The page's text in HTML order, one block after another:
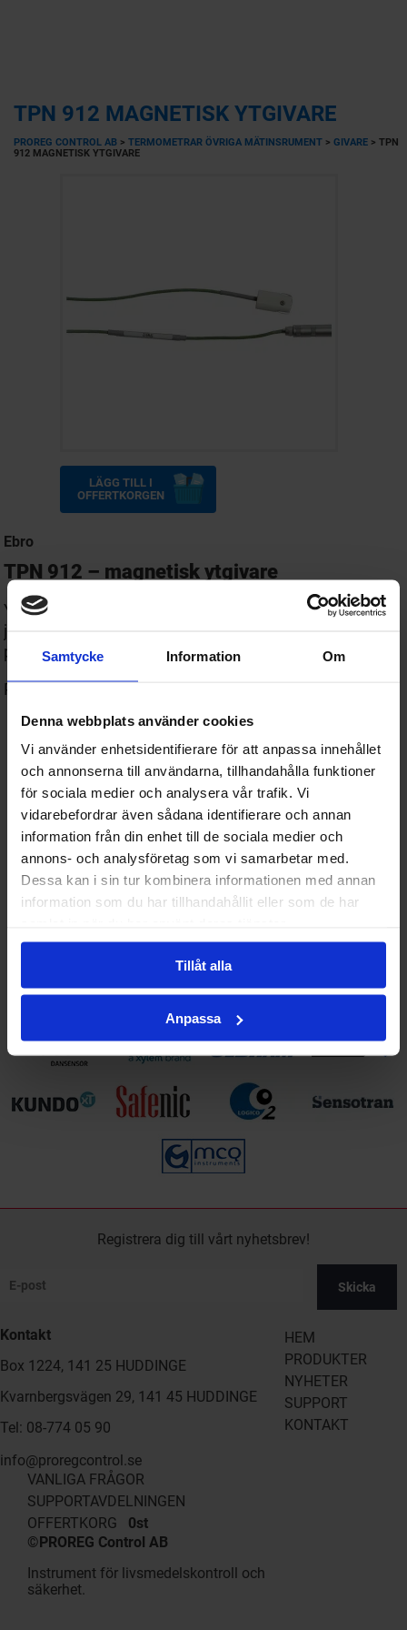
Samtycke Information Om
Denna webbplats använder cookies
Vi använder enhetsidentifierare för att anpassa innehållet
och annonserna till användarna, tillhandahålla funktioner
för sociala medier och analysera vår trafik. Vi
vidarebefordrar även sådana identifierare och annan
information från din enhet till de sociala medier och
annons- och analysföretag som vi samarbetar med.
Dessa kan i sin tur kombinera informationen med annan
information som du har tillhandahållit eller som de har
Tillåt alla
Anpassa
TPN 912 MAGNETISK YTGIVARE
PROREG CONTROL AB > TERMOMETRAR ÖVRIGA MÄTINSRUMENT > GIVARE > TPN
912 MAGNETISK YTGIVARE
LÄGG TILL I
OFFERTKORGEN
Ebro
TPN 912 – magnetisk ytgivare
Yttemperaturmätning under en längre period av
järnhaltiga föreningar, t.ex. värmeplattor, värmerör,
pumpar, spolverktyg, motorer, turbiner etc.
Passar till termometer TFN 520.
Givare: kontaktyta: 13 x 14 mm, termoelement
belagt med polyimid,
Termoelement belagt med PTFE.
1 meter silikonkabel, med Lemo-anslutning.
Noggrannhet: överstiger DIN EN 60584, klass 1.
99
Mätområde: -50°C…250°C.
Artikelnummer: 13430644.
Våra leverantörer
Registrera dig till vårt nyhetsbrev!
Skicka
Kontakt
Box 1224, 141 25 HUDDINGE
Kvarnbergsvägen 29, 141 45 HUDDINGE
Tel: 08-774 05 90
info@proregcontrol.se
HEM
PRODUKTER
NYHETER
SUPPORT
KONTAKT
VANLIGA FRÅGOR
SUPPORTAVDELNINGEN
OFFERTKORG
0st
©PROREG Control AB
Instrument för livsmedelskontroll och
säkerhet.